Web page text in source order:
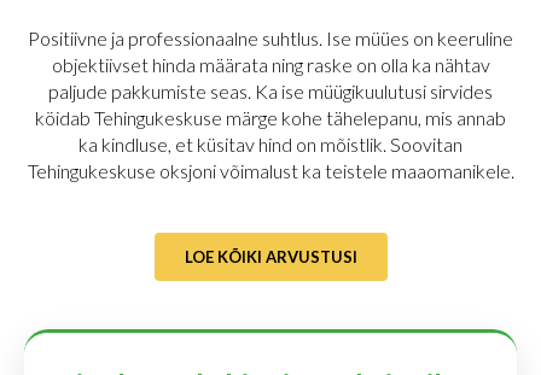
Positiivne ja professionaalne suhtlus. Ise müües on keeruline
objektiivset hinda määrata ning raske on olla ka nähtav
paljude pakkumiste seas. Ka ise müügikuulutusi sirvides
köidab Tehingukeskuse märge kohe tähelepanu, mis annab
ka kindluse, et küsitav hind on mõistlik. Soovitan
Tehingukeskuse oksjoni võimalust ka teistele maaomanikele.
LOE KÕIKI ARVUSTUSI